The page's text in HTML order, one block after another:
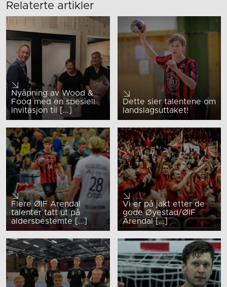
Relaterte artikler
Nyåpning av Wood &
Food med en spesiell
invitasjon til [...]
Dette sier talentene om
landslagsuttaket!
Flere ØIF Arendal
talenter tatt ut på
aldersbestemte [...]
Vi er på jakt etter de
gode Øyestad/ØIF
Arendal [...]